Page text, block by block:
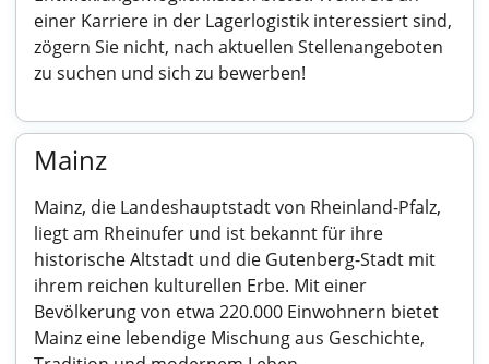
einer Karriere in der Lagerlogistik interessiert sind,
zögern Sie nicht, nach aktuellen Stellenangeboten
zu suchen und sich zu bewerben!
Mainz
Mainz, die Landeshauptstadt von Rheinland-Pfalz,
liegt am Rheinufer und ist bekannt für ihre
historische Altstadt und die Gutenberg-Stadt mit
ihrem reichen kulturellen Erbe. Mit einer
Bevölkerung von etwa 220.000 Einwohnern bietet
Mainz eine lebendige Mischung aus Geschichte,